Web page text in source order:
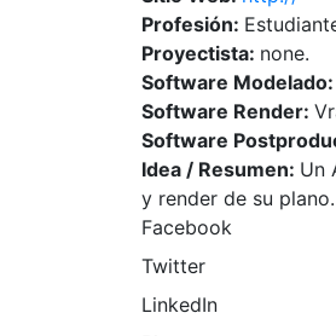
Profesión:
Proyectista: none.
Software Modelado:
Software Render:
Software
Idea / Resumen: Un
y render de su
Facebook
Twitter
LinkedIn